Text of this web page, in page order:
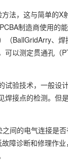
法，这与简单的
制造商使用的
（BallGridArry、
可以测定贯通孔（
试验技术，一般设
焊接点的检测。但
间的电气连接是
障诊断和修理作